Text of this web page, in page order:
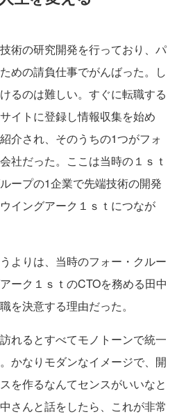
術の研究開発を行っており、パ
めの請負仕事でがんばった。し
るのは難しい。すぐに転職する
イトに登録し情報収集を始め
介され、そのうちの1つがフォ
社だった。ここは当時の１ｓｔ
ープの1企業で先端技術の開発
イングアーク１ｓｔにつなが
よりは、当時のフォー・クルー
ーク１ｓｔのCTOを務める田中
を決意する理由だった。
れるとすべてモノトーンで統一
かなりモダンなイメージで、開
を作るなんてセンスがいいなと
さんと話をしたら、これが非常